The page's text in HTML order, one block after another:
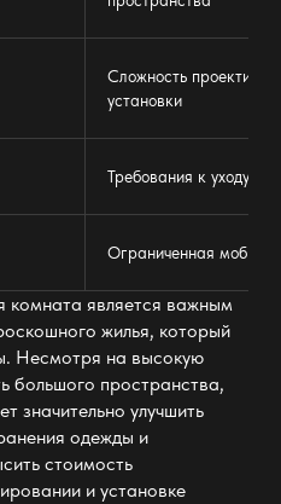
Сложность
установки
Требования к уходу и
Ограниченная
комната является важным
жилья, который
Несмотря на высокую
большого пространства,
значительно улучшить
одежды и
стоимость
и установке